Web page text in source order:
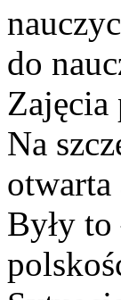
do
Zajęcia
Na
Były